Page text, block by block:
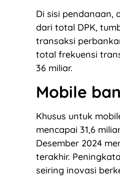
Di sisi pendanaan,
dari total DPK,
transaksi
total frekuensi
36 miliar.
Mobile
Khusus untuk
mencapai 31,6
Desember 2024
terakhir.
seiring inovasi